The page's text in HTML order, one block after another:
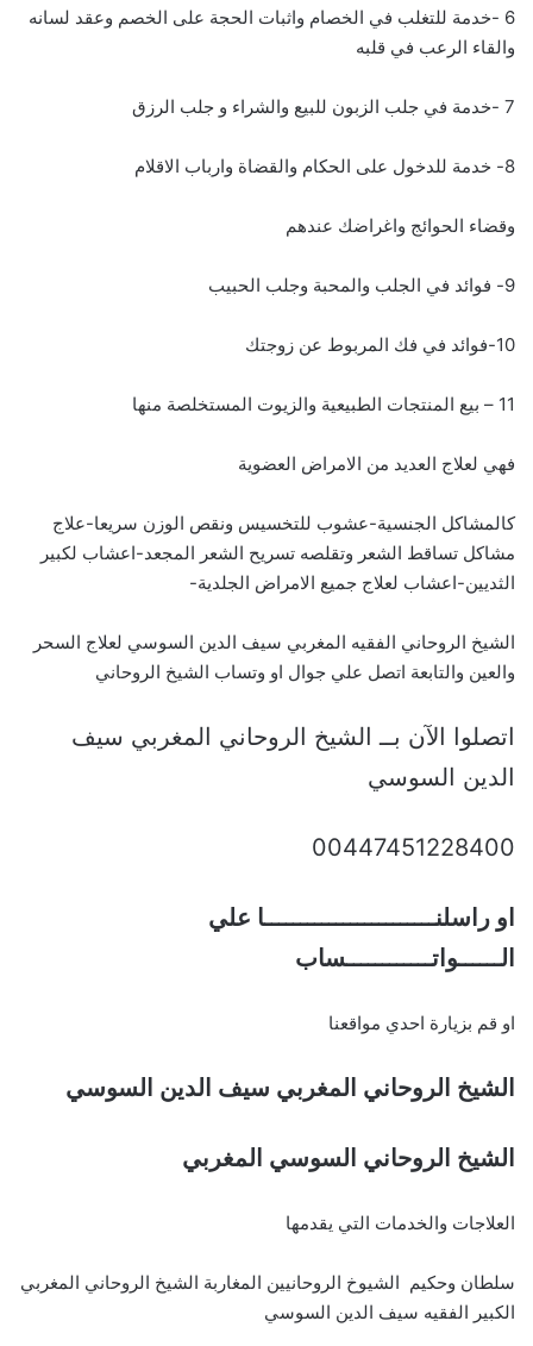
6 -خدمة للتغلب في الخصام واثبات الحجة على الخصم وعقد لسانه
والقاء الرعب في قلبه
7 -خدمة في جلب الزبون للبيع والشراء و جلب الرزق
8- خدمة للدخول على الحكام والقضاة وارباب الاقلام
وقضاء الحوائج واغراضك عندهم
9- فوائد في الجلب والمحبة وجلب الحبيب
10-فوائد في فك المربوط عن زوجتك
11 – بيع المنتجات الطبيعية والزيوت المستخلصة منها
فهي لعلاج العديد من الامراض العضوية
كالمشاكل الجنسية-عشوب للتخسيس ونقص الوزن سريعا-علاج
مشاكل تساقط الشعر وتقلصه تسريح الشعر المجعد-اعشاب لكبير
الثديين-اعشاب لعلاج جميع الامراض الجلدية-
الشيخ الروحاني الفقيه المغربي سيف الدين السوسي لعلاج السحر
والعين والتابعة اتصل علي جوال او وتساب الشيخ الروحاني
اتصلوا الآن بــ الشيخ الروحاني المغربي سيف
الدين السوسي
00447451228400
او راسلنــــــــــــــــــــــــا علي
الــــــواتــــــــــــساب
او قم بزيارة احدي مواقعنا
الشيخ الروحاني المغربي سيف الدين السوسي
الشيخ الروحاني السوسي المغربي
العلاجات والخدمات التي يقدمها
سلطان وحكيم الشيوخ الروحانيين المغاربة الشيخ الروحاني المغربي
الكبير الفقيه سيف الدين السوسي